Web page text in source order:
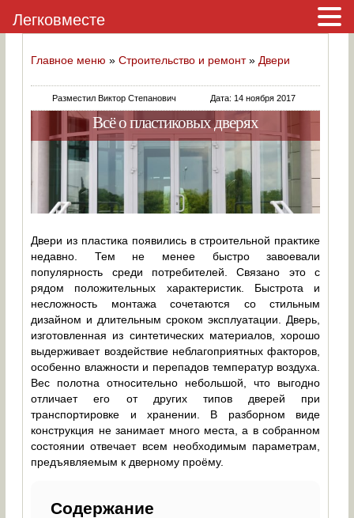
Главное меню »Строительство и ремонт» Двери
Разместил Виктор Степанович Дата: 14 ноября 2017
Всё о пластиковых дверях
Двери из пластика появились в строительной практике
недавно. Тем не менее быстро завоевали
популярность среди потребителей. Связано это с
рядом положительных характеристик. Быстрота и
несложность монтажа сочетаются со стильным
дизайном и длительным сроком эксплуатации. Дверь,
изготовленная из синтетических материалов, хорошо
выдерживает воздействие неблагоприятных факторов,
особенно влажности и перепадов температур воздуха.
Вес полотна относительно небольшой, что выгодно
отличает его от других типов дверей при
транспортировке и хранении. В разборном виде
конструкция не занимает много места, а в собранном
состоянии отвечает всем необходимым параметрам,
предъявляемым к дверному проёму.
Содержание
Легковместе